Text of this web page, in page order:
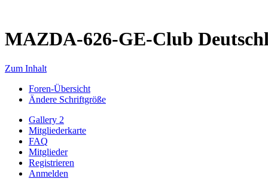
MAZDA-626-GE-Club
Zum Inhalt
Foren-Übersicht
Ändere Schriftgröße
Gallery 2
Mitgliederkarte
FAQ
Mitglieder
Registrieren
Anmelden